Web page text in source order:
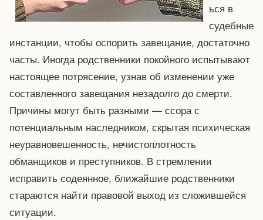
ься в
судебные
инстанции, чтобы оспорить завещание, достаточно
часты. Иногда родственники покойного испытывают
настоящее потрясение, узнав об изменении уже
составленного завещания незадолго до смерти.
Причины могут быть разными — ссора с
потенциальным наследником, скрытая психическая
неуравновешенность, нечистоплотность
обманщиков и преступников. В стремлении
исправить содеянное, ближайшие родственники
стараются найти правовой выход из сложившейся
ситуации.